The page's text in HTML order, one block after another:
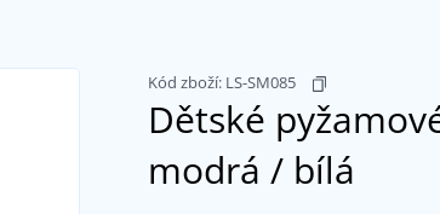
Kód zboží: LS-SM085
Dětské
modrá / bílá